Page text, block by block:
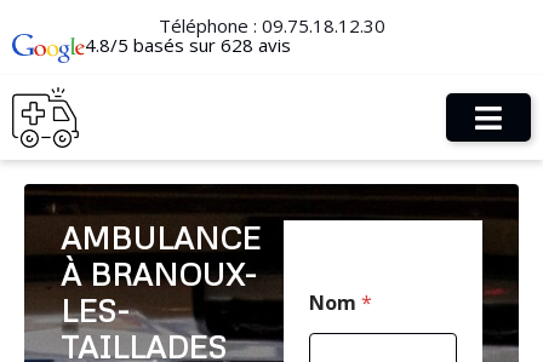
Téléphone : 09.75.18.12.30
4.8/5 basés sur 628 avis
AMBULANCE
À BRANOUX-
LES-
TAILLADES
Nom *
E
-
m
a